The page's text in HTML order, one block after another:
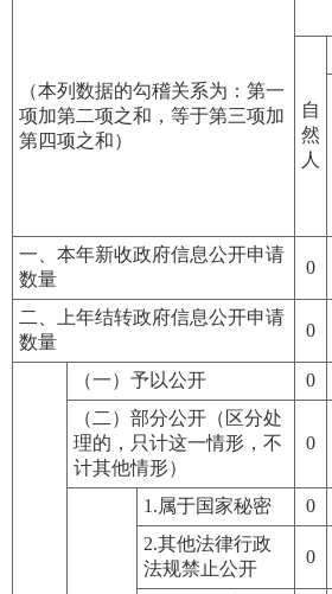
（本列数据的勾稽关系为：第一
项加第二项之和，等于第三项加
第四项之和）
自
然
人
一、本年新收政府信息公开申请
数量
0
二、上年结转政府信息公开申请
数量
0
（一）予以公开 0
（二）部分公开（区分处
理的，只计这一情形，不
计其他情形）
0
1.属于国家秘密 0
2.其他法律行政
法规禁止公开
0